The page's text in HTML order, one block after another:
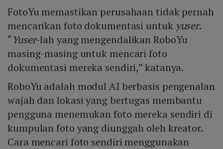
FotoYu memastikan perusahaan tidak pernah
mencarikan foto dokumentasi untuk yuser.
“Yuser-lah yang mengendalikan RoboYu
masing-masing untuk mencari foto
dokumentasi mereka sendiri,” katanya.
RoboYu adalah modul AI berbasis pengenalan
wajah dan lokasi yang bertugas membantu
pengguna menemukan foto mereka sendiri di
kumpulan foto yang diunggah oleh kreator.
Cara mencari foto sendiri menggunakan